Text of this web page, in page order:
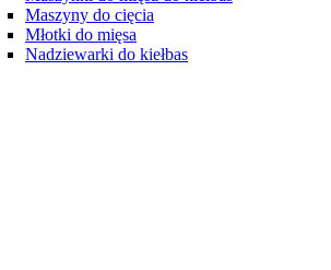
Maszyny do cięcia
Młotki do mięsa
Nadziewarki do kiełbas